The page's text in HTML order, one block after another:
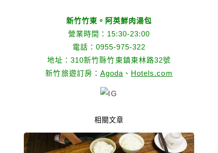
新竹竹東。阿英鮮肉湯包
營業時間：15:30-23:00
電話：0955-975-322
地址：310新竹縣竹東鎮東林路32號
新竹旅遊訂房： Agoda 、 Hotels.com
相關文章